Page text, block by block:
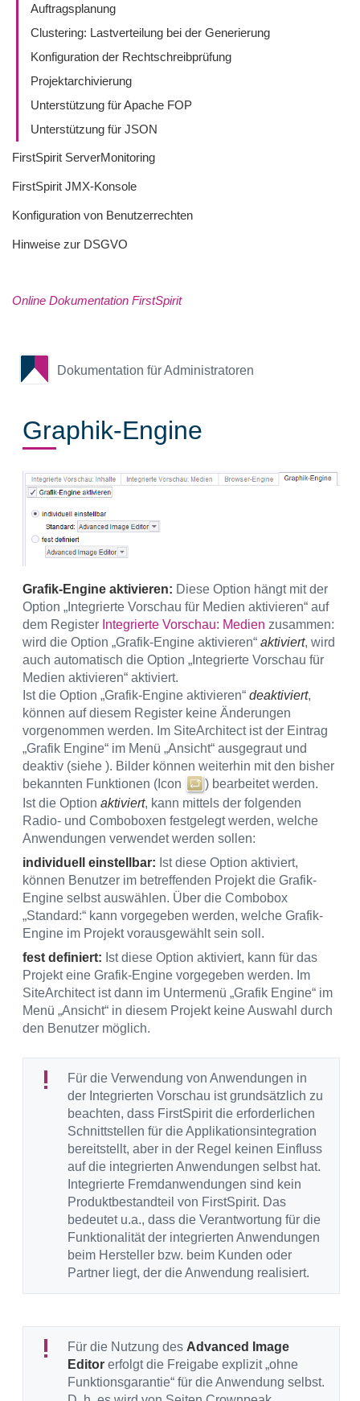
Auftragsplanung
Clustering: Lastverteilung bei der Generierung
Konfiguration der Rechtschreibprüfung
Projektarchivierung
Unterstützung für Apache FOP
Unterstützung für JSON
FirstSpirit ServerMonitoring
FirstSpirit JMX-Konsole
Konfiguration von Benutzerrechten
Hinweise zur DSGVO
Online Dokumentation FirstSpirit
Dokumentation für Administratoren
Graphik-Engine
Grafik-Engine aktivieren: Diese Option hängt mit der
Option „Integrierte Vorschau für Medien aktivieren“ auf
dem Register Integrierte Vorschau: Medien zusammen:
wird die Option „Grafik-Engine aktivieren“ aktiviert, wird
auch automatisch die Option „Integrierte Vorschau für
Medien aktivieren“ aktiviert.
Ist die Option „Grafik-Engine aktivieren“ deaktiviert,
können auf diesem Register keine Änderungen
vorgenommen werden. Im SiteArchitect ist der Eintrag
„Grafik Engine“ im Menü „Ansicht“ ausgegraut und
deaktiv (siehe ). Bilder können weiterhin mit den bisher
bekannten Funktionen (Icon
) bearbeitet werden.
Ist die Option aktiviert, kann mittels der folgenden
Radio- und Comboboxen festgelegt werden, welche
Anwendungen verwendet werden sollen:
individuell einstellbar: Ist diese Option aktiviert,
können Benutzer im betreffenden Projekt die Grafik-
Engine selbst auswählen. Über die Combobox
„Standard:“ kann vorgegeben werden, welche Grafik-
Engine im Projekt vorausgewählt sein soll.
fest definiert: Ist diese Option aktiviert, kann für das
Projekt eine Grafik-Engine vorgegeben werden. Im
SiteArchitect ist dann im Untermenü „Grafik Engine“ im
Menü „Ansicht“ in diesem Projekt keine Auswahl durch
den Benutzer möglich.
Für die Verwendung von Anwendungen in
der Integrierten Vorschau ist grundsätzlich zu
beachten, dass FirstSpirit die erforderlichen
Schnittstellen für die Applikationsintegration
bereitstellt, aber in der Regel keinen Einfluss
auf die integrierten Anwendungen selbst hat.
Integrierte Fremdanwendungen sind kein
Produktbestandteil von FirstSpirit. Das
bedeutet u.a., dass die Verantwortung für die
Funktionalität der integrierten Anwendungen
beim Hersteller bzw. beim Kunden oder
Partner liegt, der die Anwendung realisiert.
Für die Nutzung des Advanced Image
Editor erfolgt die Freigabe explizit „ohne
Funktionsgarantie“ für die Anwendung selbst.